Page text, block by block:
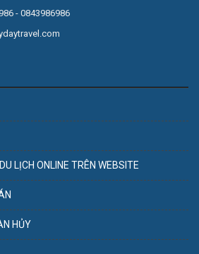
- 0843986986
LỊCH ONLINE TRÊN WEBSITE
HỦY